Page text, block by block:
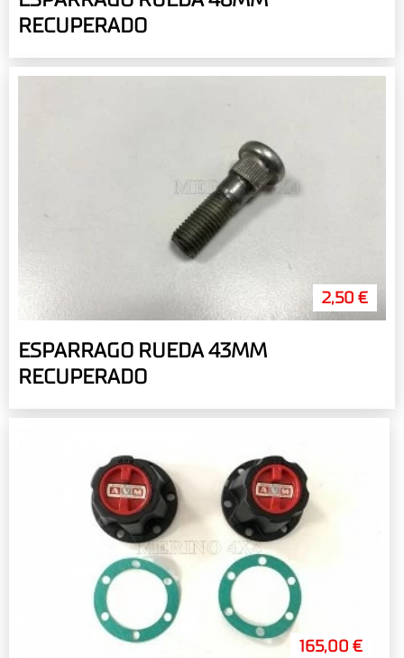
RECUPERADO
2,50 €
ESPARRAGO RUEDA 43MM
RECUPERADO
165,00 €